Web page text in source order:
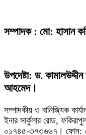
সম্পাদক : মো: হাসান
উপদেষ্টা: ড.
আহমেদ।
সম্পাদকীয় ও বানিজ্যিক
ইনার সার্কুলার রোড,
০১৭৪৫-৩৭৩৬৬৭। ফোন: